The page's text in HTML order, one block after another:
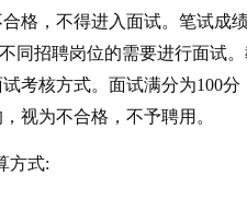
格，不得进入面试。 笔试成
同招聘岗位的需要进行面试
考核方式。面试满分为100
视为不合格，不予聘用。
方式: